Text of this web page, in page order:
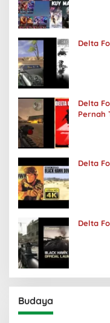
Delta
Delta
Pernah
Delta
Delta
Budaya